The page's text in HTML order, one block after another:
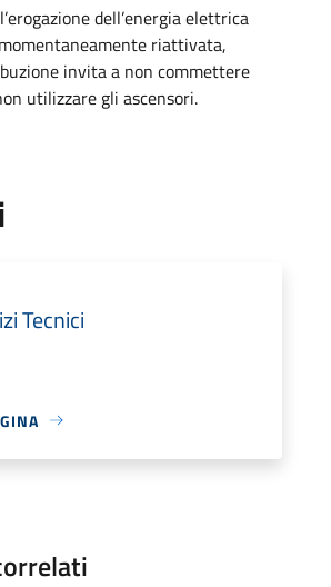
dell’energia elettrica
riattivata,
invita a non commettere
utilizzare gli ascensori.
Tecnici